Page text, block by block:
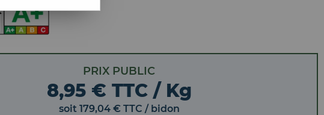
PRIX PUBLIC
8,95 € TTC / Kg
soit 179,04 € TTC / bidon